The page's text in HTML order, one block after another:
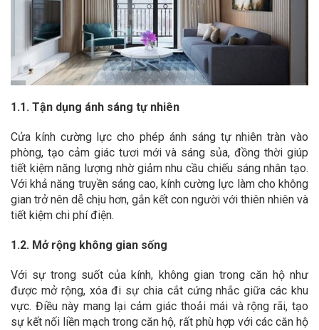
1.1. Tận dụng ánh sáng tự nhiên
Cửa kính cường lực cho phép ánh sáng tự nhiên tràn vào
phòng, tạo cảm giác tươi mới và sáng sủa, đồng thời giúp
tiết kiệm năng lượng nhờ giảm nhu cầu chiếu sáng nhân tạo.
Với khả năng truyền sáng cao, kính cường lực làm cho không
gian trở nên dễ chịu hơn, gắn kết con người với thiên nhiên và
tiết kiệm chi phí điện.
1.2. Mở rộng không gian sống
Với sự trong suốt của kính, không gian trong căn hộ như
được mở rộng, xóa đi sự chia cắt cứng nhắc giữa các khu
vực. Điều này mang lại cảm giác thoải mái và rộng rãi, tạo
sự kết nối liền mạch trong căn hộ, rất phù hợp với các căn hộ